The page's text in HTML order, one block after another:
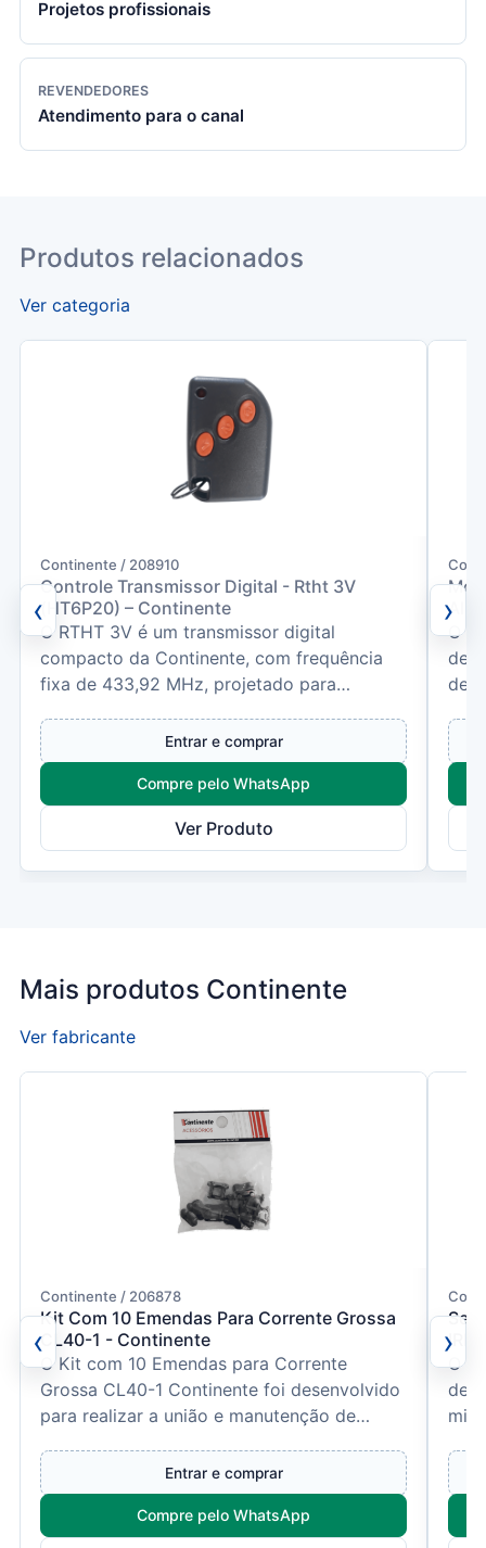
Projetos profissionais
REVENDEDORES
Atendimento para o canal
Produtos relacionados
Ver categoria
‹
Continente / 208910
Controle Transmissor Digital - Rtht 3V
(HT6P20) – Continente
O RTHT 3V é um transmissor digital
compacto da Continente, com frequência
fixa de 433,92 MHz, projetado para
Entrar e comprar
Compre pelo WhatsApp
Ver Produto
O
de
›
Mais produtos Continente
Ver fabricante
‹
Continente / 206878
Kit Com 10 Emendas Para Corrente Grossa
CL40-1 - Continente
O Kit com 10 Emendas para Corrente
Grossa CL40-1 Continente foi desenvolvido
para realizar a união e manutenção de
Entrar e comprar
Compre pelo WhatsApp
O
de
›